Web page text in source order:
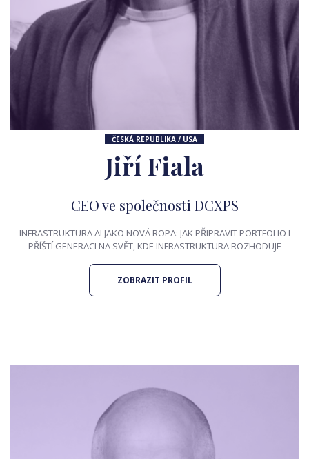
ČESKÁ REPUBLIKA / USA
Jiří Fiala
CEO ve společnosti DCXPS
INFRASTRUKTURA AI JAKO NOVÁ ROPA: JAK PŘIPRAVIT PORTFOLIO I
PŘÍŠTÍ GENERACI NA SVĚT, KDE INFRASTRUKTURA ROZHODUJE
ZOBRAZIT PROFIL